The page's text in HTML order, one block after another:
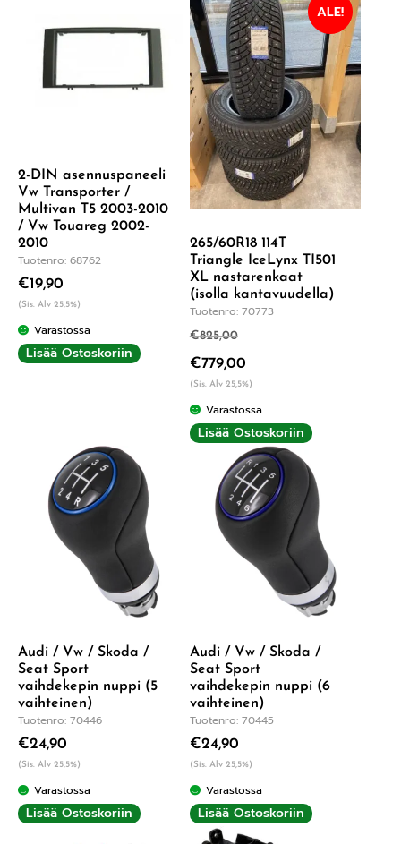
2-DIN asennuspaneeli
Vw Transporter /
Multivan T5 2003-2010
/ Vw Touareg 2002-
2010
Tuotenro: 68762
€19,90
(Sis. Alv 25,5%)
Varastossa
Lisää Ostoskoriin
265/60R18 114T
Triangle IceLynx TI501
XL nastarenkaat
(isolla kantavuudella)
Tuotenro: 70773
ALE!
€825,00
€779,00
(Sis. Alv 25,5%)
Varastossa
Lisää Ostoskoriin
Audi / Vw / Skoda /
Seat Sport
vaihdekepin nuppi (5
vaihteinen)
Tuotenro: 70446
€24,90
(Sis. Alv 25,5%)
Varastossa
Lisää Ostoskoriin
Audi / Vw / Skoda /
Seat Sport
vaihdekepin nuppi (6
vaihteinen)
Tuotenro: 70445
€24,90
(Sis. Alv 25,5%)
Varastossa
Lisää Ostoskoriin